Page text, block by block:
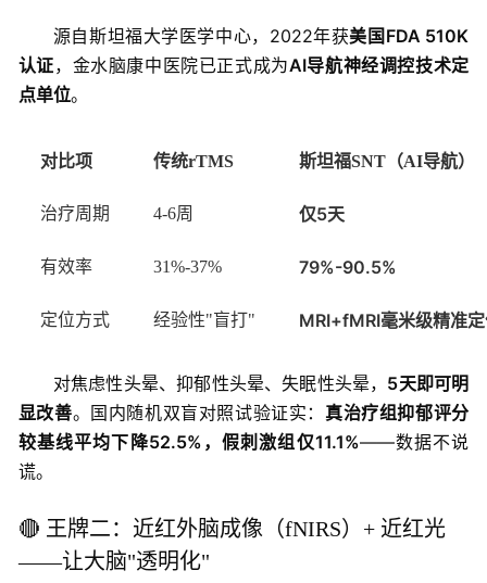
源自斯坦福大学医学中心，2022年获美国FDA 510K
认证，金水脑康中医院已正式成为AI导航神经调控技术定
点单位。
对比项 传统rTMS 斯坦福SNT（AI导航）
治疗周期 4-6周 仅5天
有效率 31%-37% 79%-90.5%
定位方式 经验性"盲打" MRI+fMRI毫米级精准
对焦虑性头晕、抑郁性头晕、失眠性头晕， 5天即可明
显改善。国内随机双盲对照试验证实： 真治疗组抑郁评分
较基线平均下降52.5%，假刺激组仅11.1%——数据不说
谎。
🔴 王牌二：近红外脑成像（fNIRS）+ 近红光
——让大脑"透明化"